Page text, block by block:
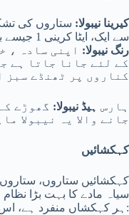
کیرینا نیبولا: ستاروں کی
سے ایک، ایٹا کرینی 1 جیسے بڑے ستاروں کا گھر
رنگ نیبولا: اپنی سادہ ،
کے لئے جانا جاتا ہے
کناروں پر ٹھنڈے سبز
ہارس ہیڈ نیبولا: گھوڑے
جانے والا یہ نیبولا
کہکشائیں
کہکشائیں ستاروں، ستاروں
سیاہ مادے کا بہت بڑا
ہر کہکشاں منفرد ہے، اس کی اپنی ساخت اور خوبصورتی کے ساتھ: